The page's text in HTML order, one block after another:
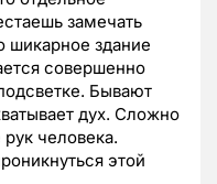
замечать
здание
совершенно
Бывают
дух. Сложно
человека.
этой